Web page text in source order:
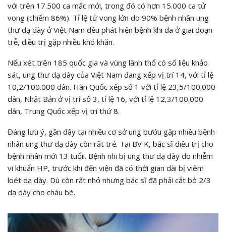
với trên 17.500 ca mắc mới, trong đó có hơn 15.000 ca tử
vong (chiếm 86%). Tỉ lệ tử vong lớn do 90% bệnh nhân ung
thư dạ dày ở Việt Nam đều phát hiện bệnh khi đã ở giai đoạn
trễ, điều trị gặp nhiều khó khăn.
Nếu xét trên 185 quốc gia và vùng lãnh thổ có số liệu khảo
sát, ung thư dạ dày của Việt Nam đang xếp vị trí 14, với tỉ lệ
10,2/100.000 dân. Hàn Quốc xếp số 1 với tỉ lệ 23,5/100.000
dân, Nhật Bản ở vị trí số 3, tỉ lệ 16, với tỉ lệ 12,3/100.000
dân, Trung Quốc xếp vị trí thứ 8.
Đáng lưu ý, gần đây tại nhiều cơ sở ung bướu gặp nhiều bệnh
nhân ung thư dạ dày còn rất trẻ. Tại BV K, bác sĩ điều trị cho
bệnh nhân mới 13 tuổii. Bệnh nhi bị ung thư dạ dày do nhiễm
vi khuẩn HP, trước khi đến viện đã có thời gian dài bị viêm
loét dạ dày. Dù còn rất nhỏ nhưng bác sĩ đã phải cắt bỏ 2/3
dạ dày cho cháu bé.